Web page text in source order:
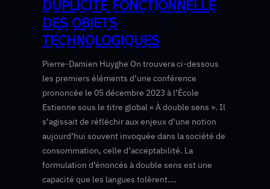
DUPLICITÉ FONCTIONNELLE
DES OBJETS
TECHNOLOGIQUES
Pierre-Damien Huyghe On trouvera ci-dessous
les premiers éléments d’une conférence
prononcée le 05 décembre 2023 à l’École
Estienne sous le titre global « À double sens ». Il
s’agissait de réfléchir aux enjeux d’une notion
aujourd’hui souvent invoquée dans la société de
consommation, celle d’acceptabilité. La
formulation d’énoncés à double sens est une
capacité que les langues tolèrent.…